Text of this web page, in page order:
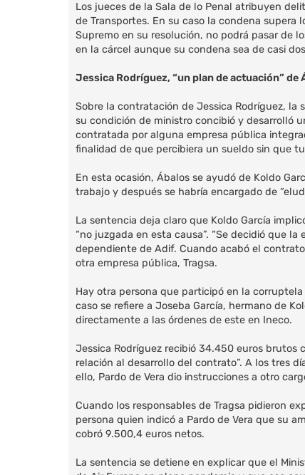
Los jueces de la Sala de lo Penal atribuyen
de Transportes. En su caso la condena
Supremo en su resolución, no podrá pasar de
en la cárcel aunque su condena sea de casi
Jessica Rodríguez, “un plan de actuación” de
Sobre la contratación de Jessica Rodríguez, la
su condición de ministro concibió y desarrolló
contratada por alguna empresa pública
finalidad de que percibiera un sueldo sin que
En esta ocasión, Ábalos se ayudó de Koldo
trabajo y después se habría encargado de
La sentencia deja claro que Koldo García
“no juzgada en esta causa”. “Se decidió que
dependiente de Adif. Cuando acabó el
otra empresa pública, Tragsa.
Hay otra persona que participó en la
caso se refiere a Joseba García, hermano de
directamente a las órdenes de este en Ineco.
Jessica Rodríguez recibió 34.450 euros brutos
relación al desarrollo del contrato”. A los tres
ello, Pardo de Vera dio instrucciones a otro
Cuando los responsables de Tragsa pidieron
persona quien indicó a Pardo de Vera que su
cobró 9.500,4 euros netos.
La sentencia se detiene en explicar que el